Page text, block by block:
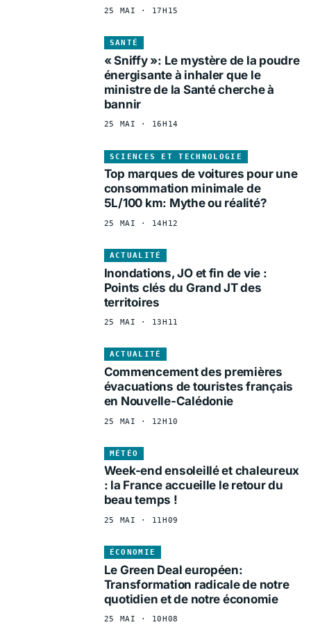
25 MAI · 17H15
SANTÉ
« Sniffy »: Le mystère de la poudre
énergisante à inhaler que le
ministre de la Santé cherche à
bannir
25 MAI · 16H14
SCIENCES ET TECHNOLOGIE
Top marques de voitures pour une
consommation minimale de
5L/100 km: Mythe ou réalité?
25 MAI · 14H12
ACTUALITÉ
Inondations, JO et fin de vie :
Points clés du Grand JT des
territoires
25 MAI · 13H11
ACTUALITÉ
Commencement des premières
évacuations de touristes français
en Nouvelle-Calédonie
25 MAI · 12H10
MÉTÉO
Week-end ensoleillé et chaleureux
: la France accueille le retour du
beau temps !
25 MAI · 11H09
ÉCONOMIE
Le Green Deal européen:
Transformation radicale de notre
quotidien et de notre économie
25 MAI · 10H08